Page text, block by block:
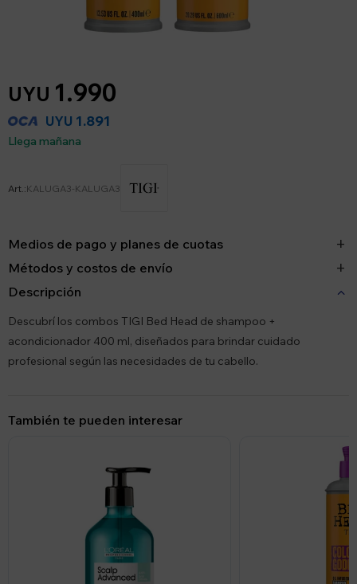
UYU 1.990
UYU 1.891
Llega mañana
KALUGA3-KALUGA3
Medios de pago y planes de cuotas
Métodos y costos de envío
Descripción
Descubrí los combos TIGI Bed Head de shampoo +
acondicionador 400 ml, diseñados para brindar cuidado
profesional según las necesidades de tu cabello.
También te pueden interesar